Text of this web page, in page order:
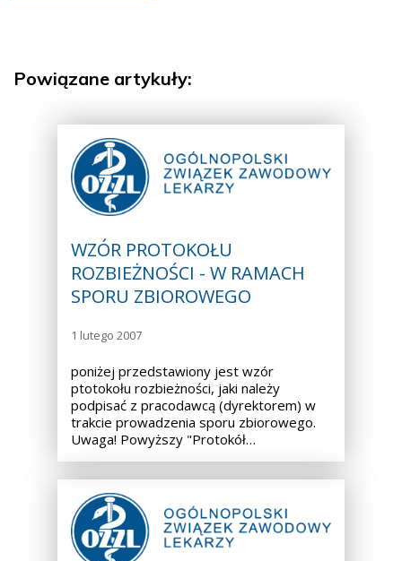
Powiązane artykuły:
WZÓR PROTOKOŁU
ROZBIEŻNOŚCI - W RAMACH
SPORU ZBIOROWEGO
1 lutego 2007
poniżej przedstawiony jest wzór
ptotokołu rozbieżności, jaki należy
podpisać z pracodawcą (dyrektorem) w
trakcie prowadzenia sporu zbiorowego.
Uwaga! Powyższy "Protokół…